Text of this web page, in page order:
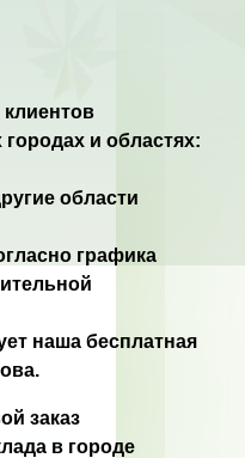
клиентов
и областях:
области
графика
наша бесплатная
заказ
в городе